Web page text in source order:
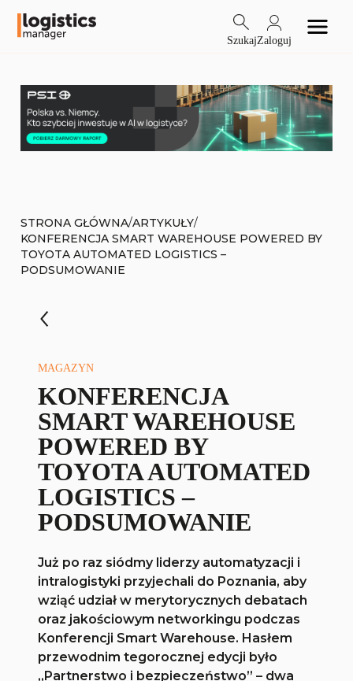
SzukajZaloguj
STRONA GŁÓWNA/ARTYKUŁY/
KONFERENCJA SMART WAREHOUSE POWERED BY
TOYOTA AUTOMATED LOGISTICS –
PODSUMOWANIE
MAGAZYN
KONFERENCJA
SMART WAREHOUSE
POWERED BY
TOYOTA AUTOMATED
LOGISTICS –
PODSUMOWANIE
Już po raz siódmy liderzy automatyzacji i
intralogistyki przyjechali do Poznania, aby
wziąć udział w merytorycznych debatach
oraz jakościowym networkingu podczas
Konferencji Smart Warehouse. Hasłem
przewodnim tegorocznej edycji było
„Partnerstwo i bezpieczeństwo” – dwa